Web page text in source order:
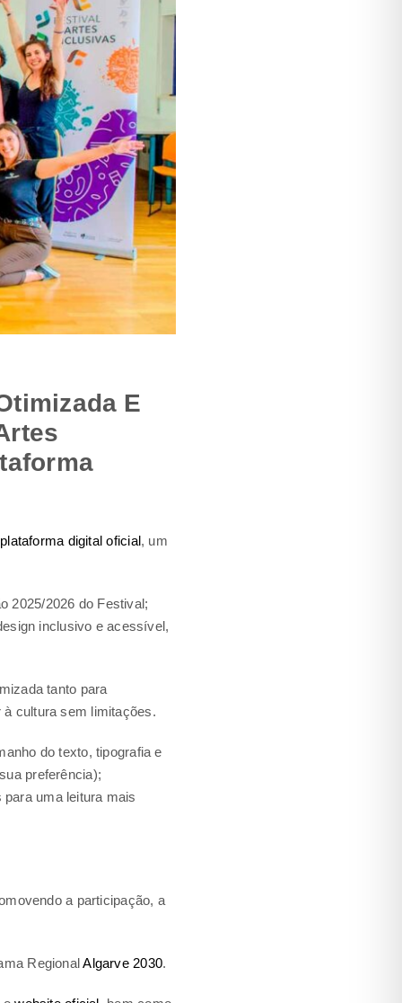
E
plataforma digital oficial, um
2025/2026 do Festival;
inclusivo e acessível,
tanto para
à cultura sem limitações.
do texto, tipografia e
preferência);
uma leitura mais
a participação, a
RegionalAlgarve 2030.